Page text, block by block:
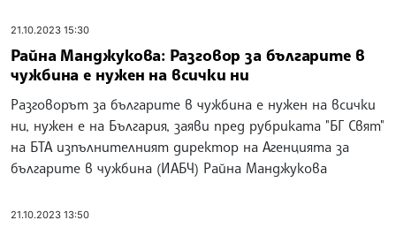
21.10.2023 15:30
Райна Манджукова: Разговор за българите в
чужбина е нужен на всички ни
Разговорът за българите в чужбина е нужен на всички
ни, нужен е на България, заяви пред рубриката "БГ Свят"
на БТА изпълнителният директор на Агенцията за
българите в чужбина (ИАБЧ) Райна Манджукова
21.10.2023 13:50